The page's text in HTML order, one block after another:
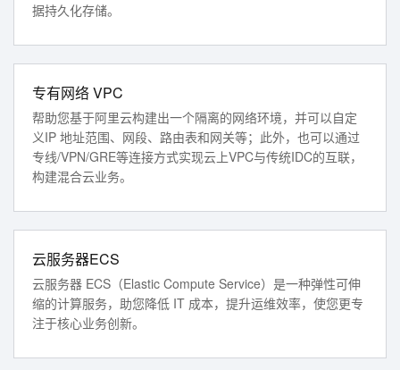
据持久化存储。
专有网络 VPC
帮助您基于阿里云构建出一个隔离的网络环境，并可以自定
义IP 地址范围、网段、路由表和网关等；此外，也可以通过
专线/VPN/GRE等连接方式实现云上VPC与传统IDC的互联，
构建混合云业务。
云服务器ECS
云服务器 ECS（Elastic Compute Service）是一种弹性可伸
缩的计算服务，助您降低 IT 成本，提升运维效率，使您更专
注于核心业务创新。